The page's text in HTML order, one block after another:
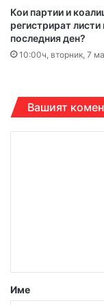
Кои партии и
регистрират листи
последния ден?
10:00ч, вторник, 7
Вашият
р
Име